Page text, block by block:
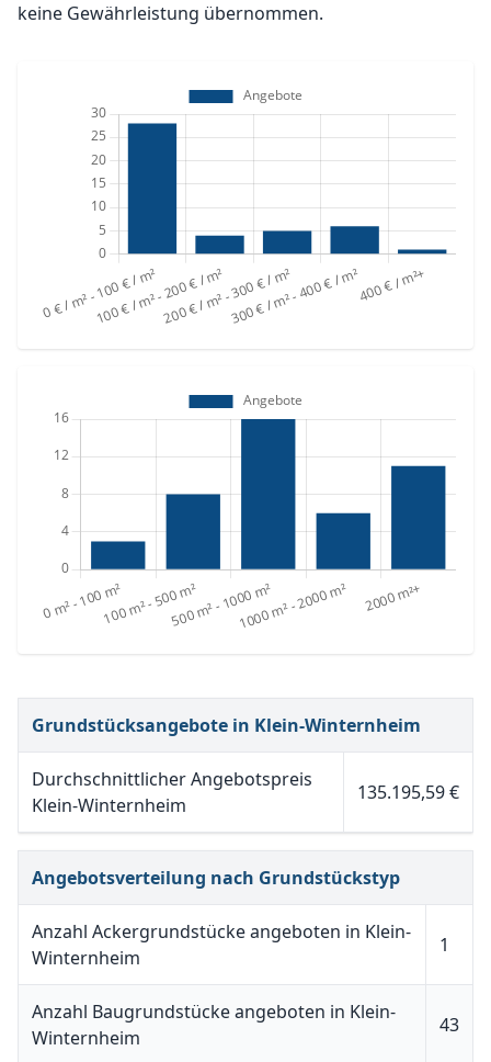
keine Gewährleistung übernommen.
Grundstücksangebote in Klein-Winternheim
Durchschnittlicher Angebotspreis
Klein-Winternheim
135.195,59 €
Angebotsverteilung nach Grundstückstyp
Anzahl Ackergrundstücke angeboten in Klein-
Winternheim
1
Anzahl Baugrundstücke angeboten in Klein-
Winternheim
43